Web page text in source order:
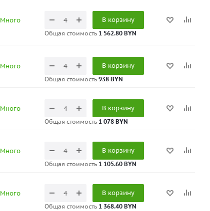
Много В корзину
Общая стоимость 1 562.80 BYN
Много В корзину
Общая стоимость 938 BYN
Много В корзину
Общая стоимость 1 078 BYN
Много В корзину
Общая стоимость 1 105.60 BYN
Много В корзину
Общая стоимость 1 368.40 BYN